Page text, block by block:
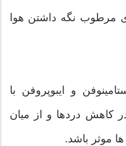
مرطوب نگه داشتن هوا
و ایبوپروفن با
کاهش دردها و از میان
موثر باشد.